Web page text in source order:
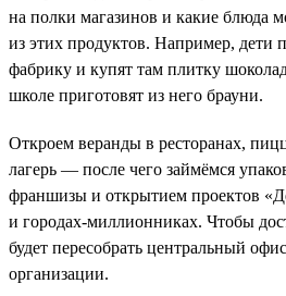
на полки магазинов и какие блюда
из этих продуктов. Например, дети
фабрику и купят там плитку
школе приготовят из него брауни.
Откроем веранды в ресторанах,
лагерь — после чего займёмся
франшизы и открытием проектов
и городах-миллионниках. Чтобы
будет пересобрать центральный
организации.